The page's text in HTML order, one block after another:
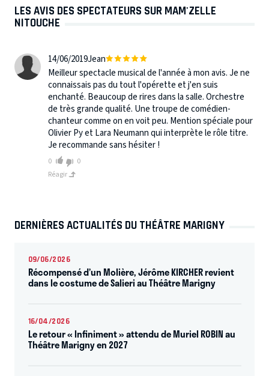
LES AVIS DES SPECTATEURS SUR MAM'ZELLE
NITOUCHE
14/06/2019Jean
Meilleur spectacle musical de l'année à mon avis. Je ne
connaissais pas du tout l'opérette et j'en suis
enchanté. Beaucoup de rires dans la salle. Orchestre
de très grande qualité. Une troupe de comédien-
chanteur comme on en voit peu. Mention spéciale pour
Olivier Py et Lara Neumann qui interprète le rôle titre.
Je recommande sans hésiter !
0
0
Réagir
DERNIÈRES ACTUALITÉS DU THÉÂTRE MARIGNY
09/06/2026
Récompensé d’un Molière, Jérôme KIRCHER revient
dans le costume de Salieri au Théâtre Marigny
16/04/2026
Le retour « Infiniment » attendu de Muriel ROBIN au
Théâtre Marigny en 2027